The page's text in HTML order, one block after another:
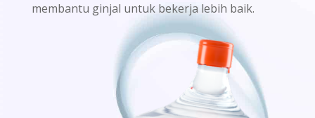
membantu ginjal untuk bekerja lebih baik.